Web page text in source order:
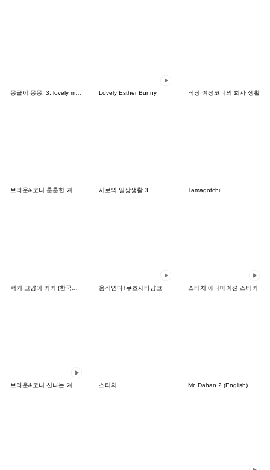
Lovely Esther Bunny 직장 여성코니의 회사 생활
브라운&코니 훈훈한 겨울 데이트 시로의 일상생활 3 Tamagotchi!
움직인다♪쿠츠시타냥코 스티치 애니메이션 스티커
스티치 Mr. Dahan 2 (English)